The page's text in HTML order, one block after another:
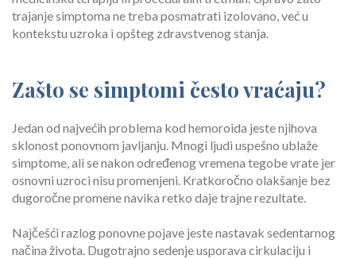
trajanje simptoma ne treba posmatrati izolovano, već u
kontekstu uzroka i opšteg zdravstvenog stanja.
Zašto se simptomi često vraćaju?
Jedan od najvećih problema kod hemoroida jeste njihova
sklonost ponovnom javljanju. Mnogi ljudi uspešno ublaže
simptome, ali se nakon određenog vremena tegobe vrate jer
osnovni uzroci nisu promenjeni. Kratkoročno olakšanje bez
dugoročne promene navika retko daje trajne rezultate.
Najčešći razlog ponovne pojave jeste nastavak sedentarnog
načina života. Dugotrajno sedenje usporava cirkulaciju i